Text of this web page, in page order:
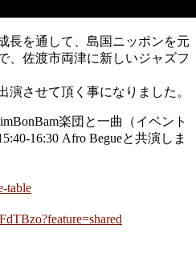
長を通して、島国ニッポンを元
、佐渡市両津に新しいジャズフ
演させて頂く事になりました。
楽団と一曲（イベント
16:30 Afro Begueと共演しま
table